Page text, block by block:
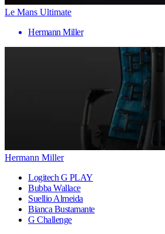
Le Mans Ultimate
Hermann Miller
Hermann Miller
Logitech G PLAY
Bubba Wallace
Suellio Almeida
Bianca Bustamante
G Challenge